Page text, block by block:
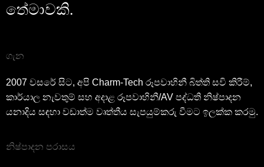
තේමාවකි.
ගැන
2007 වසරේ සිට, අපි Charm-Tech රූපවාහිනී බිත්ති සවි කිරීම්,
කාර්යාල නැවතුම් සහ අදාළ රූපවාහිනී/AV පද්ධති නිෂ්පාදන
යනාදිය සඳහා වඩාත්ම වෘත්තීය සැපයුම්කරු වීමට ඉලක්ක කරමු.
නිෂ්පාදන පරාසය